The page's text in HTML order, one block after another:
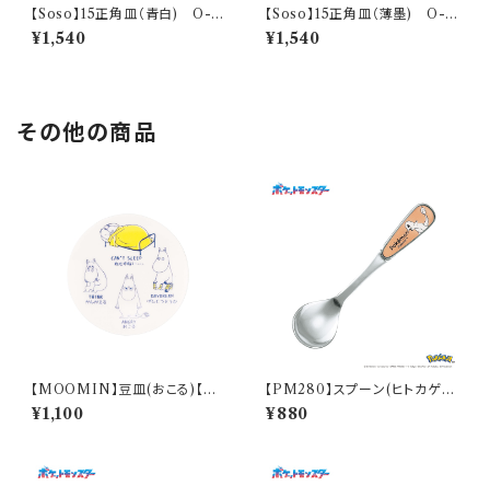
【Soso】15正角皿（青白) O-P
31302
¥1,540
【Soso】15正角皿（薄墨) O-P
31303
¥1,540
その他の商品
【MOOMIN】豆皿(おこる)【M
M14000】MM14003-333
¥1,100
【PM280】スプーン(ヒトカゲ)
【Daily Sketch】PM282-850
¥880